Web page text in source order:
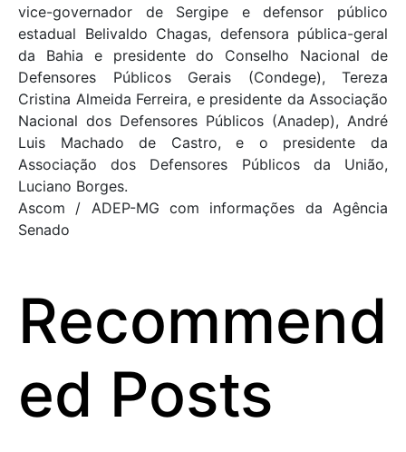
vice-governador de Sergipe e defensor público
estadual Belivaldo Chagas, defensora pública-geral
da Bahia e presidente do Conselho Nacional de
Defensores Públicos Gerais (Condege), Tereza
Cristina Almeida Ferreira, e presidente da Associação
Nacional dos Defensores Públicos (Anadep), André
Luis Machado de Castro, e o presidente da
Associação dos Defensores Públicos da União,
Luciano Borges.
Ascom / ADEP-MG com informações da Agência
Senado
Recommend
ed Posts